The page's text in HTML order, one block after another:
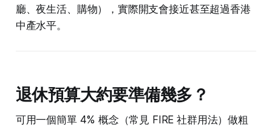
廳、夜生活、購物），實際開支會接近甚至超過香港
中產水平。
退休預算大約要準備幾多？
可用一個簡單 4% 概念（常見 FIRE 社群用法）做粗